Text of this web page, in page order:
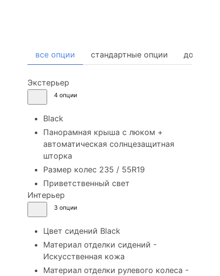
все опции стандартные опции
Экстерьер
4 опции
Black
Панорамная крыша с люком +
автоматическая солнцезащитная
шторка
Размер колес 235 / 55R19
Приветственный свет
Интерьер
3 опции
Цвет сидений Black
Материал отделки сидений -
Искусственная кожа
Материал отделки рулевого колеса -